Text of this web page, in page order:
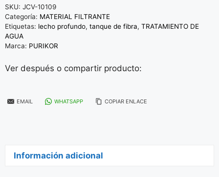
SKU: JCV-10109
Categoría: MATERIAL FILTRANTE
Etiquetas: lecho profundo, tanque de fibra, TRATAMIENTO DE
AGUA
Marca: PURIKOR
Ver después o compartir producto:
EMAIL WHATSAPP COPIAR ENLACE
Información adicional